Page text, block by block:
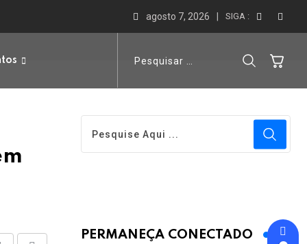
agosto 7, 2026 SIGA :
PERMANEÇA CONECTADO